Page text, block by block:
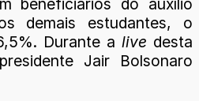
demais estudantes, o
Durante a live desta
Jair Bolsonaro